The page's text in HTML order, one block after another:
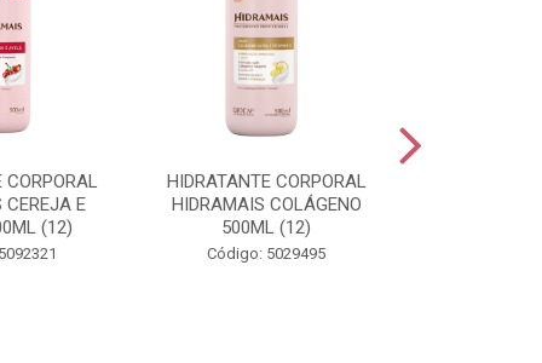
CORPORAL
CEREJA E
(12)
HIDRATANTE CORPORAL
HIDRAMAIS COLÁGENO
500ML (12)
Código: 5029495